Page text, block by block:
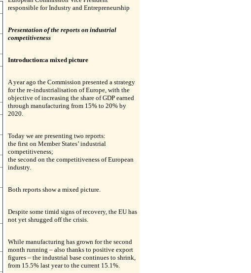
responsible for Industry and Entrepreneurship
Presentation of the reports on industrial
competitiveness
Introduction:a mixed picture
A year ago the Commission presented a strategy
for the re-industrialisation of Europe, with the
objective of increasing the share of GDP earned
through manufacturing from 15% to 20% by
2020.
Today we are presenting two reports:
the first on Member States’ industrial
competitiveness;
the second on the competitiveness of European
industry.
Both reports show a mixed picture.
Despite some timid signs of recovery, the EU has
not yet shrugged off the crisis.
While manufacturing has grown for the second
month running – also thanks to positive export
figures – the industrial base continues to shrink,
from 15.5% last year to the current 15.1%.